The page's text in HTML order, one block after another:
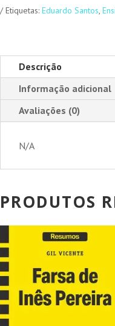
Etiquetas: Eduardo Santos
Descrição
Informação adicional
Avaliações (0)
N/A
PRODUTOS